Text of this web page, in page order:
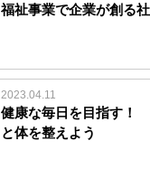
福祉事業で企業が創る
2023.04.11
健康な毎日を目指す！
と体を整えよう